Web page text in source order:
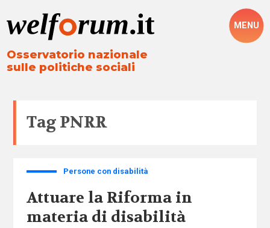
Osservatorio nazionale
sulle politiche sociali
MENU
Tag PNRR
Persone con disabilità
Attuare la Riforma in
materia di disabilità